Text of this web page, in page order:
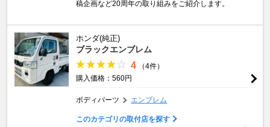
稿企画など20周年の取り組みをご紹介します。
ホンダ(純正)
ブラックエンブレム
4
（4件）
購入価格：560円
ボディパーツ エンブレム
このカテゴリの取付店を探す